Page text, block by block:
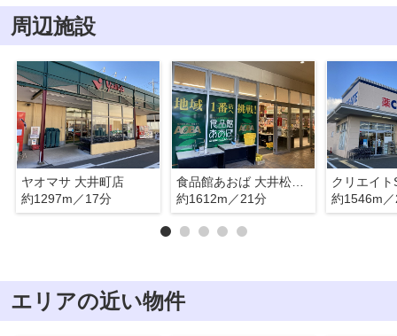
周辺施設
ヤオマサ 大井町店
約1297m／17分
食品館あおば 大井松田店
約1612m／21分
約1546m
エリアの近い物件